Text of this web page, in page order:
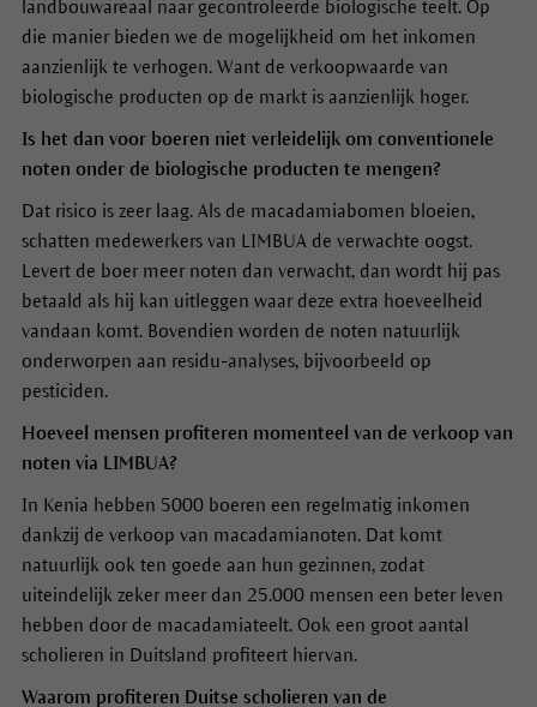
landbouwareaal naar gecontroleerde biologische teelt. Op
die manier bieden we de mogelijkheid om het inkomen
aanzienlijk te verhogen. Want de verkoopwaarde van
biologische producten op de markt is aanzienlijk hoger.
Is het dan voor boeren niet verleidelijk om conventionele
noten onder de biologische producten te mengen?
Dat risico is zeer laag. Als de macadamiabomen bloeien,
schatten medewerkers van LIMBUA de verwachte oogst.
Levert de boer meer noten dan verwacht, dan wordt hij pas
betaald als hij kan uitleggen waar deze extra hoeveelheid
vandaan komt. Bovendien worden de noten natuurlijk
onderworpen aan residu-analyses, bijvoorbeeld op
pesticiden.
Hoeveel mensen profiteren momenteel van de verkoop van
noten via LIMBUA?
In Kenia hebben 5000 boeren een regelmatig inkomen
dankzij de verkoop van macadamianoten. Dat komt
natuurlijk ook ten goede aan hun gezinnen, zodat
uiteindelijk zeker meer dan 25.000 mensen een beter leven
hebben door de macadamiateelt. Ook een groot aantal
scholieren in Duitsland profiteert hiervan.
Waarom profiteren Duitse scholieren van de